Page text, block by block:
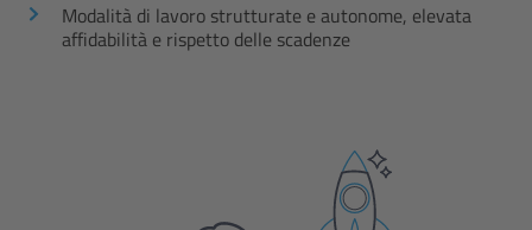
Modalità di lavoro strutturate e autonome, elevata
affidabilità e rispetto delle scadenze